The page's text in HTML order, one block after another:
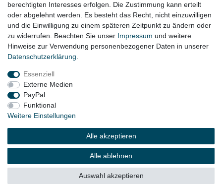
Lieferzeit etwa 1 bis 3 Werktage
berechtigten Interesses erfolgen. Die Zustimmung kann erteilt
oder abgelehnt werden. Es besteht das Recht, nicht einzuwilligen
und die Einwilligung zu einem späteren Zeitpunkt zu ändern oder
zu widerrufen. Beachten Sie unser Impressum und weitere
Hinweise zur Verwendung personenbezogener Daten in unserer
Daten­schutz­erklärung
Essenziell
Externe Medien
PayPal
Funktional
Weitere Einstellungen
Alle akzeptieren
Alle ablehnen
Auswahl akzeptieren
Impressum
Widerrufs­recht
© Copyright 2026 | Alle Rechte vorbehalten.